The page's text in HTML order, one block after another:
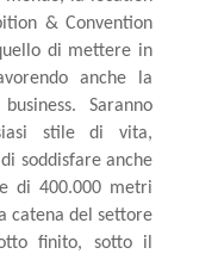
& Convention
di mettere in
anche la
Saranno
stile di vita,
soddisfare anche
di 400.000 metri
catena del settore
finito, sotto il